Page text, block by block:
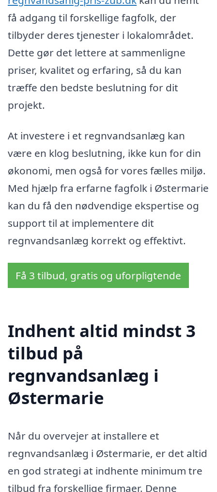
få adgang til forskellige fagfolk, der
tilbyder deres tjenester i lokalområdet.
Dette gør det lettere at sammenligne
priser, kvalitet og erfaring, så du kan
træffe den bedste beslutning for dit
projekt.
At investere i et regnvandsanlæg kan
være en klog beslutning, ikke kun for din
økonomi, men også for vores fælles miljø.
Med hjælp fra erfarne fagfolk i Østermarie
kan du få den nødvendige ekspertise og
support til at implementere dit
regnvandsanlæg korrekt og effektivt.
Få 3 tilbud, gratis og uforpligtende
Indhent altid mindst 3
tilbud på
regnvandsanlæg i
Østermarie
Når du overvejer at installere et
regnvandsanlæg i Østermarie, er det altid
en god strategi at indhente minimum tre
tilbud fra forskellige firmaer. Denne